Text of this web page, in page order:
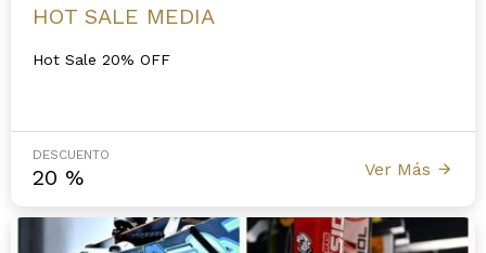
HOT SALE MEDIA
Hot Sale 20% OFF
DESCUENTO
20 % Ver Más